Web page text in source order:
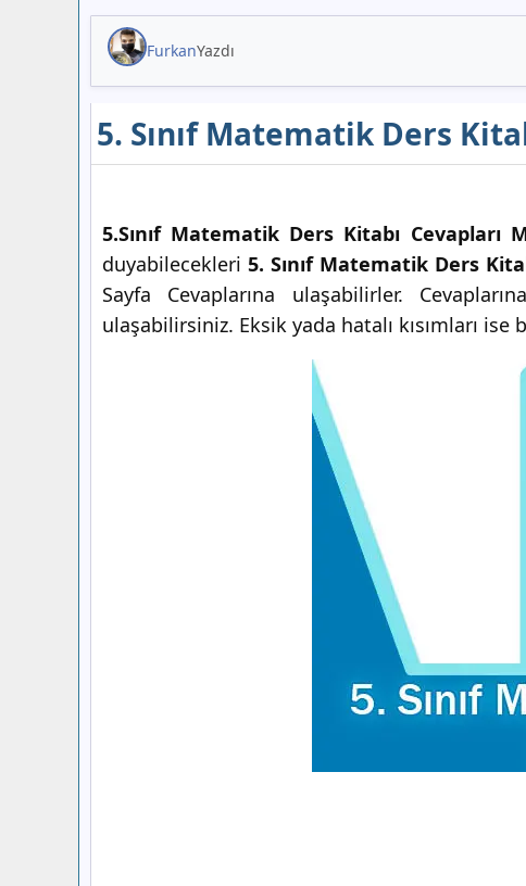
FurkanYazdı
5. Sınıf Matematik Ders
5.Sınıf Matematik Ders Kitabı Cevapları
duyabilecekleri5. Sınıf Matematik Ders
Sayfa Cevaplarına ulaşabilirler.
ulaşabilirsiniz. Eksik yada hatalı kısımları